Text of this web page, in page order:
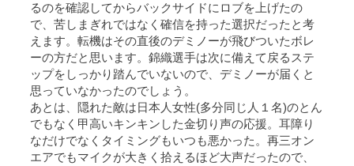
るのを確認してからバックサイドにロブを上げたの
で、苦しまぎれではなく確信を持った選択だったと考
えます。転機はその直後のデミノーが飛びついたボレ
ーの方だと思います。錦織選手は次に備えて戻るステ
ップをしっかり踏んでいないので、デミノーが届くと
思っていなかったのでしょう。
あとは、隠れた敵は日本人女性(多分同じ人１名)のとん
でもなく甲高いキンキンした金切り声の応援。耳障り
なだけでなくタイミングもいつも悪かった。再三オン
エアでもマイクが大きく拾えるほど大声だったので、